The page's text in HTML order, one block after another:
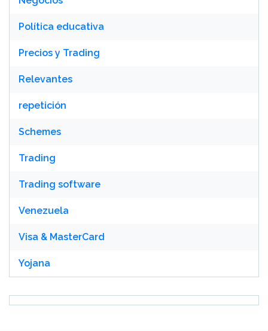
Política educativa
Precios y Trading
Relevantes
repetición
Schemes
Trading
Trading software
Venezuela
Visa & MasterCard
Yojana